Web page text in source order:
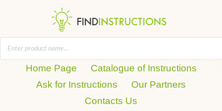
Home Page
Catalogue of Instructions
Ask for Instructions
Our Partners
Contacts Us